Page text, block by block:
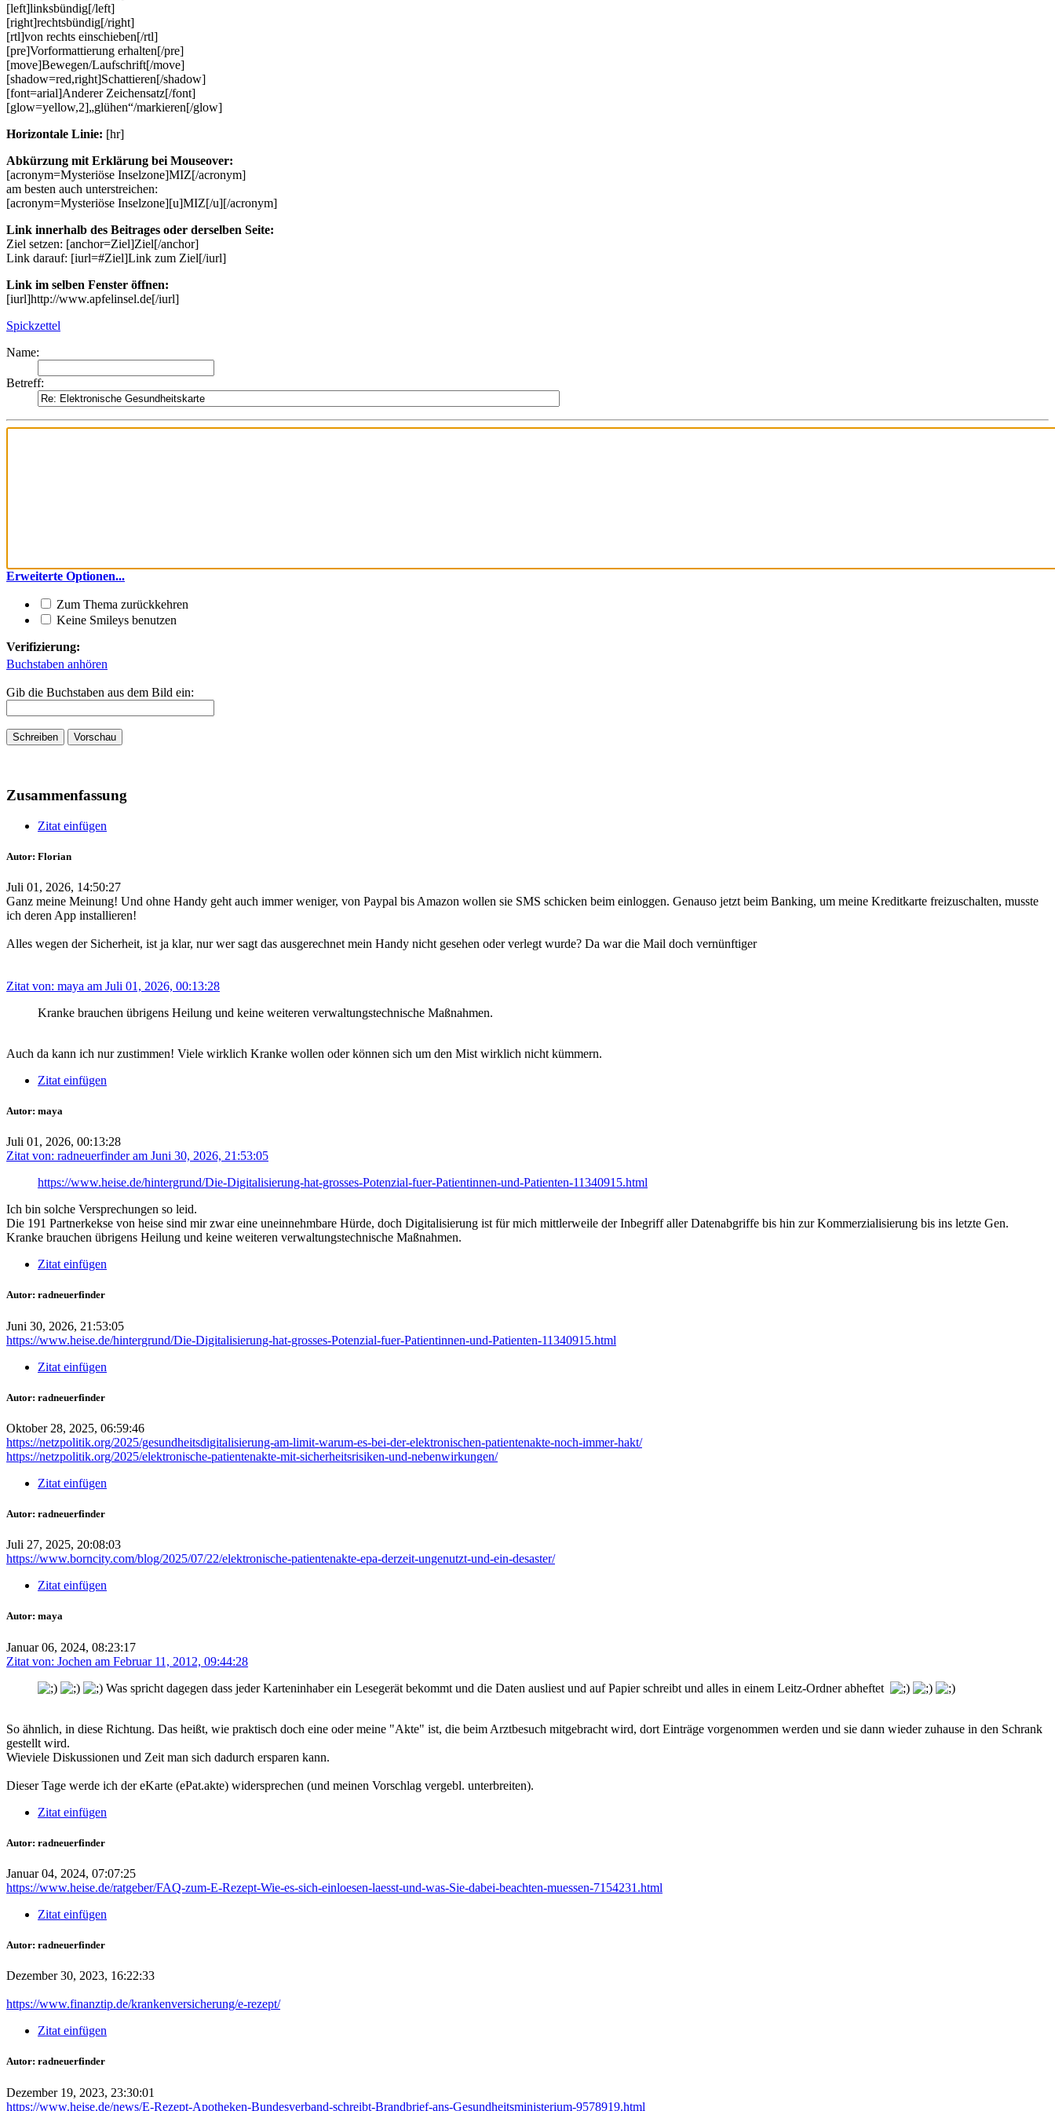
[left]linksbündig[/left]
[right]rechtsbündig[/right]
[rtl]von rechts einschieben[/rtl]
[pre]Vorformattierung erhalten[/pre]
[move]Bewegen/Laufschrift[/move]
[shadow=red,right]Schattieren[/shadow]
[font=arial]Anderer Zeichensatz[/font]
[glow=yellow,2]„glühen“/markieren[/glow]
Horizontale Linie: [hr]
Abkürzung mit Erklärung bei Mouseover:
[acronym=Mysteriöse Inselzone]MIZ[/acronym]
am besten auch unterstreichen:
[acronym=Mysteriöse Inselzone][u]MIZ[/u][/acronym]
Link innerhalb des Beitrages oder derselben Seite:
Ziel setzen: [anchor=Ziel]Ziel[/anchor]
Link darauf: [iurl=#Ziel]Link zum Ziel[/iurl]
Link im selben Fenster öffnen:
[iurl]http://www.apfelinsel.de[/iurl]
Spickzettel
Name:
Betreff:
Erweiterte Optionen...
Zum Thema zurückkehren
Keine Smileys benutzen
Verifizierung:
Buchstaben anhören
Gib die Buchstaben aus dem Bild ein:
Zusammenfassung
Zitat einfügen
Autor: Florian
Juli 01, 2026, 14:50:27
Ganz meine Meinung! Und ohne Handy geht auch immer weniger, von Paypal bis Amazon wollen sie SMS schicken beim einloggen. Genauso jetzt beim Banking, um meine Kreditkarte freizuschalten, musste
ich deren App installieren!
Alles wegen der Sicherheit, ist ja klar, nur wer sagt das ausgerechnet mein Handy nicht gesehen oder verlegt wurde? Da war die Mail doch vernünftiger
Zitat von: maya am Juli 01, 2026, 00:13:28
Kranke brauchen übrigens Heilung und keine weiteren verwaltungstechnische Maßnahmen.
Auch da kann ich nur zustimmen! Viele wirklich Kranke wollen oder können sich um den Mist wirklich nicht kümmern.
Zitat einfügen
Autor: maya
Juli 01, 2026, 00:13:28
Zitat von: radneuerfinder am Juni 30, 2026, 21:53:05
https://www.heise.de/hintergrund/Die-Digitalisierung-hat-grosses-Potenzial-fuer-Patientinnen-und-Patienten-11340915.html
Ich bin solche Versprechungen so leid.
Die 191 Partnerkekse von heise sind mir zwar eine uneinnehmbare Hürde, doch Digitalisierung ist für mich mittlerweile der Inbegriff aller Datenabgriffe bis hin zur Kommerzialisierung bis ins letzte Gen.
Kranke brauchen übrigens Heilung und keine weiteren verwaltungstechnische Maßnahmen.
Zitat einfügen
Autor: radneuerfinder
Juni 30, 2026, 21:53:05
https://www.heise.de/hintergrund/Die-Digitalisierung-hat-grosses-Potenzial-fuer-Patientinnen-und-Patienten-11340915.html
Zitat einfügen
Autor: radneuerfinder
Oktober 28, 2025, 06:59:46
https://netzpolitik.org/2025/gesundheitsdigitalisierung-am-limit-warum-es-bei-der-elektronischen-patientenakte-noch-immer-hakt/
https://netzpolitik.org/2025/elektronische-patientenakte-mit-sicherheitsrisiken-und-nebenwirkungen/
Zitat einfügen
Autor: radneuerfinder
Juli 27, 2025, 20:08:03
https://www.borncity.com/blog/2025/07/22/elektronische-patientenakte-epa-derzeit-ungenutzt-und-ein-desaster/
Zitat einfügen
Autor: maya
Januar 06, 2024, 08:23:17
Zitat von: Jochen am Februar 11, 2012, 09:44:28
Was spricht dagegen dass jeder Karteninhaber ein Lesegerät bekommt und die Daten ausliest und auf Papier schreibt und alles in einem Leitz-Ordner abheftet
So ähnlich, in diese Richtung. Das heißt, wie praktisch doch eine oder meine "Akte" ist, die beim Arztbesuch mitgebracht wird, dort Einträge vorgenommen werden und sie dann wieder zuhause in den Schrank
gestellt wird.
Wieviele Diskussionen und Zeit man sich dadurch ersparen kann.
Dieser Tage werde ich der eKarte (ePat.akte) widersprechen (und meinen Vorschlag vergebl. unterbreiten).
Zitat einfügen
Autor: radneuerfinder
Januar 04, 2024, 07:07:25
https://www.heise.de/ratgeber/FAQ-zum-E-Rezept-Wie-es-sich-einloesen-laesst-und-was-Sie-dabei-beachten-muessen-7154231.html
Zitat einfügen
Autor: radneuerfinder
Dezember 30, 2023, 16:22:33
https://www.finanztip.de/krankenversicherung/e-rezept/
Zitat einfügen
Autor: radneuerfinder
Dezember 19, 2023, 23:30:01
https://www.heise.de/news/E-Rezept-Apotheken-Bundesverband-schreibt-Brandbrief-ans-Gesundheitsministerium-9578919.html